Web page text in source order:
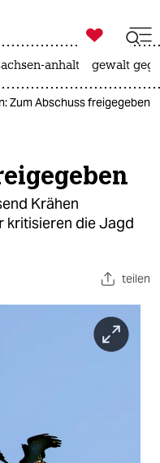

taz zahl ich
anhalt gewalt
Zum Abschuss freigegeben
Krähen
kritisieren die Jagd
teilen